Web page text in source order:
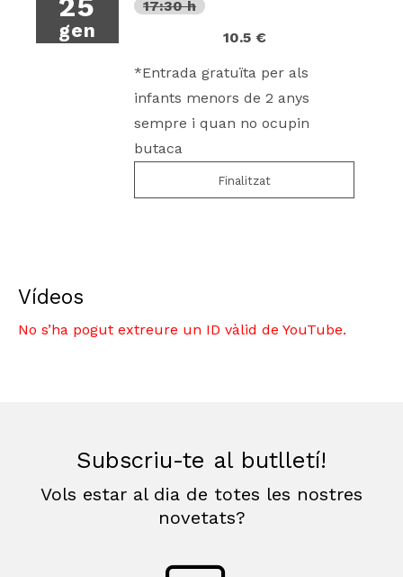
gen
17:30 h
10.5 €
*Entrada gratuïta per als
infants menors de 2 anys
sempre i quan no ocupin
butaca
Finalitzat
Vídeos
No s’ha pogut extreure un ID vàlid de YouTube.
Subscriu-te al butlletí!
Vols estar al dia de totes les nostres
novetats?